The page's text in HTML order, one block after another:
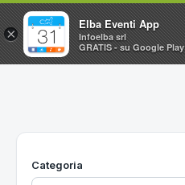
Home
Utilità
Categoria
×
Elba Eventi App
Infoelba srl
GRATIS - su Google Play